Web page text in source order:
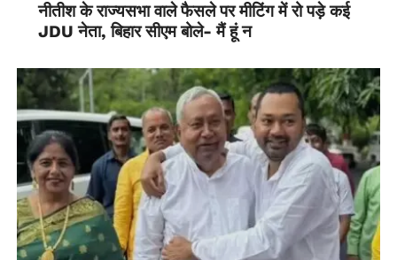
नीतीश के राज्यसभा वाले फैसले पर मीटिंग में रो पड़े कई
JDU नेता, बिहार सीएम बोले- मैं हूं न